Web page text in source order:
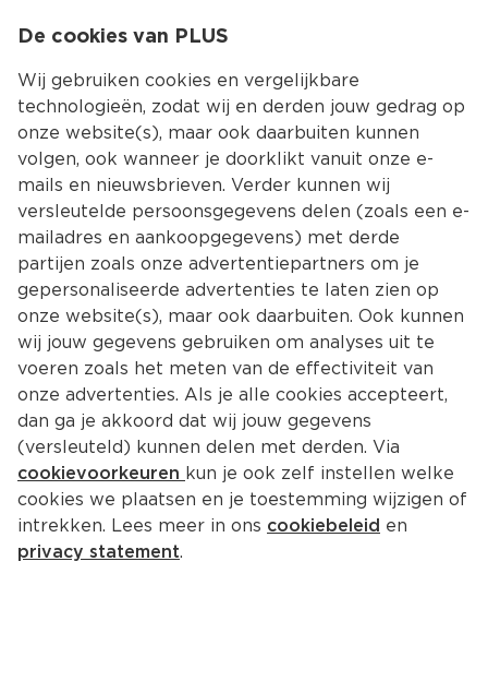
Kies jouw
Terug Producten
PLUS Sperziebonen
Per Zakje 800 g  (per kilo €1.99)
De cookies van PLUS
Wij gebruiken cookies en vergelijkbare
technologieën, zodat wij en derden jouw gedrag op
onze website(s), maar ook daarbuiten kunnen
volgen, ook wanneer je doorklikt vanuit onze e-
mails en nieuwsbrieven. Verder kunnen wij
versleutelde persoonsgegevens delen (zoals een e-
mailadres en aankoopgegevens) met derde
partijen zoals onze advertentiepartners om je
gepersonaliseerde advertenties te laten zien op
onze website(s), maar ook daarbuiten. Ook kunnen
wij jouw gegevens gebruiken om analyses uit te
voeren zoals het meten van de effectiviteit van
onze advertenties. Als je alle cookies accepteert,
dan ga je akkoord dat wij jouw gegevens
(versleuteld) kunnen delen met derden. Via
cookievoorkeuren kun je ook zelf instellen welke
cookies we plaatsen en je toestemming wijzigen of
intrekken. Lees meer in ons cookiebeleid en
privacy statement.